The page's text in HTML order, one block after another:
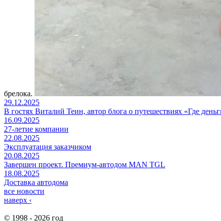
брелока.
29.12.2025
В гостях Виталий Теин, автор блога о путешествиях «Где
16.09.2025
27-летие компании
22.08.2025
Эксплуатация заказчиком
20.08.2025
Завершен проект. Премиум-автодом MAN TGL
18.08.2025
Доставка автодома
все новости
наверх ‹
© 1998 - 2026 год